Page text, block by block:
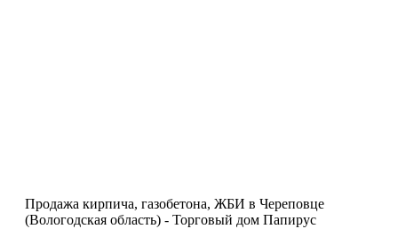
Продажа кирпича, газобетона, ЖБИ в Череповце
(Вологодская область) - Торговый дом Папирус